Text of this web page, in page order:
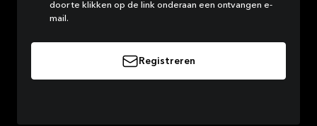
door te klikken op de link onderaan een ontvangen e-
mail.
Registreren